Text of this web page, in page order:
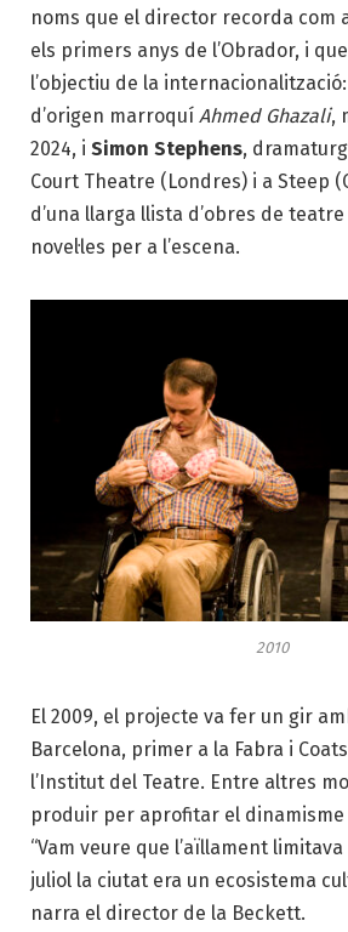
noms que el director recorda com
els primers anys de l’Obrador, i
l’objectiu de la
d’origen marroquí Ahmed Ghazali,
2024, i Simon Stephens,
Court Theatre (Londres) i a Steep
d’una llarga llista d’obres de
novel·les per a l’escena.
2010
El 2009, el projecte va fer un gir
Barcelona, primer a la Fabra i
l’Institut del Teatre. Entre altres
produir per aprofitar el dinamisme
“Vam veure que l’aïllament limitava
juliol la ciutat era un ecosistema
narra el director de la Beckett.